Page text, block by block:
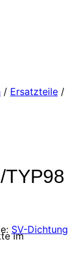
im
/ Ersatzteile /
TYP98
SV-Dichtung